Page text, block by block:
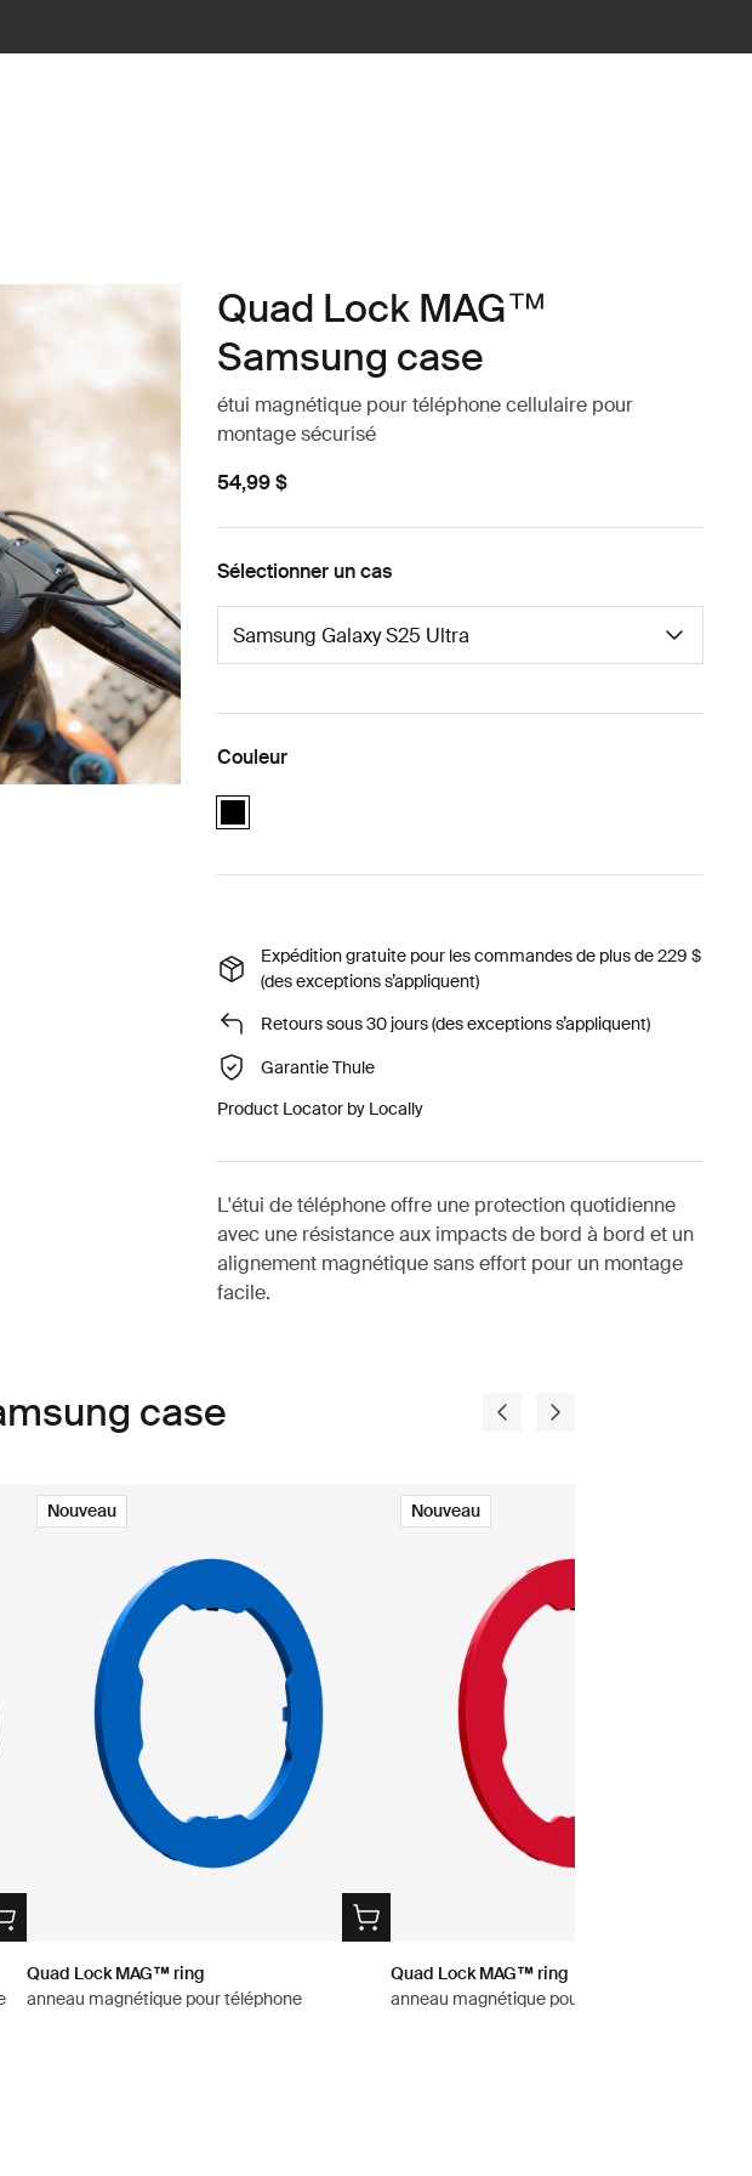
Quad Lock MAG™
Samsung case
étui magnétique pour téléphone cellulaire pour
montage sécurisé
54,99 $
Sélectionner un cas
Couleur
Expédition gratuite pour les commandes de plus de 229 $
(des exceptions s’appliquent)
Retours sous 30 jours (des exceptions s’appliquent)
Garantie Thule
Product Locator by Locally
L'étui de téléphone offre une protection quotidienne
avec une résistance aux impacts de bord à bord et un
alignement magnétique sans effort pour un montage
facile.
case
Nouveau
Quad Lock MAG™ ring
anneau magnétique pour téléphone
Nouveau
Quad Lock MAG™ ring
anneau magnétique pour téléphone